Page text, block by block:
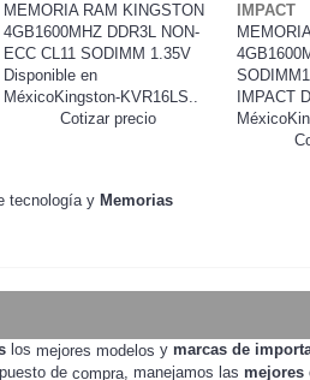
MEMORIA RAM KINGSTON
4GB1600MHZ DDR3L NON-
ECC CL11 SODIMM 1.35V
Disponible en
MéxicoKingston-KVR16LS..
Cotizar precio
IMPACT
IMPACT
tecnología y Memorias
los mejores modelos y marcas de
de compra , manejamos las mejores